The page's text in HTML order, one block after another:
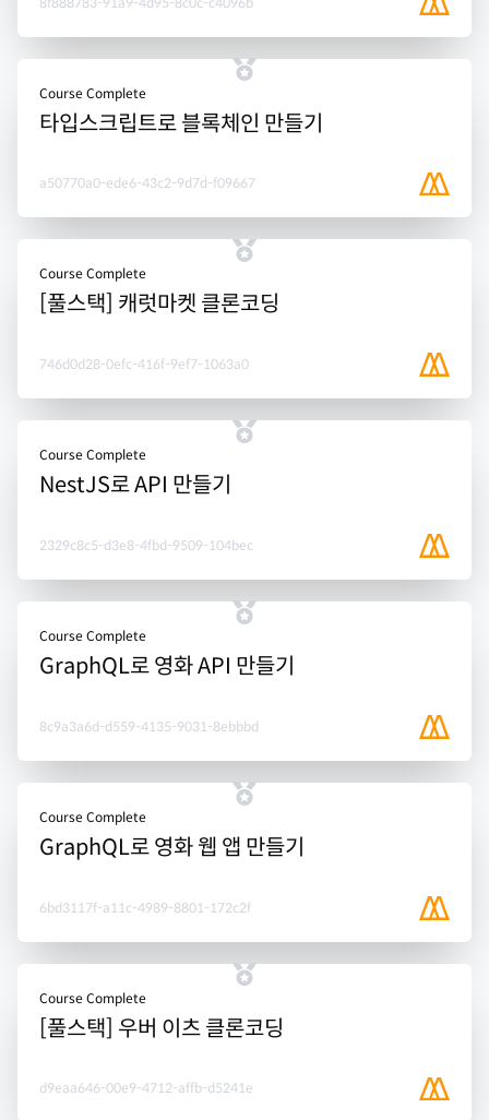
Course Complete
타입스크립트로 블록체인 만들기
a50770a0-ede6-43c2-9d7d-f09667
Course Complete
[풀스택] 캐럿마켓 클론코딩
746d0d28-0efc-416f-9ef7-1063a0
Course Complete
NestJS로 API 만들기
2329c8c5-d3e8-4fbd-9509-104bec
Course Complete
GraphQL로 영화 API 만들기
8c9a3a6d-d559-4135-9031-8ebbbd
Course Complete
GraphQL로 영화 웹 앱 만들기
6bd3117f-a11c-4989-8801-172c2f
Course Complete
[풀스택] 우버 이츠 클론코딩
d9eaa646-00e9-4712-affb-d5241e